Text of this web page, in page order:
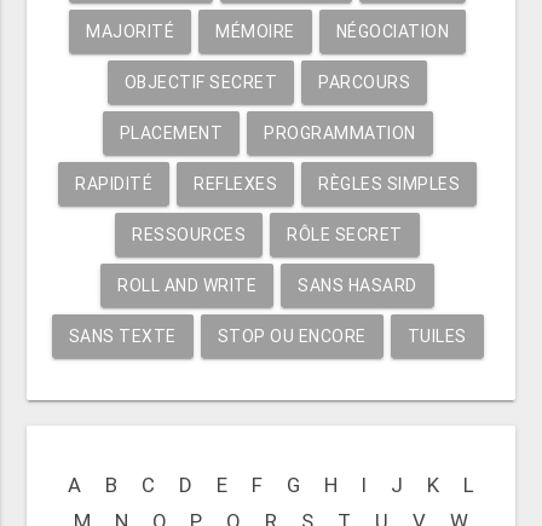
MAJORITÉ MÉMOIRE NÉGOCIATION
OBJECTIF SECRET PARCOURS
PLACEMENT PROGRAMMATION
RAPIDITÉ REFLEXES RÈGLES SIMPLES
RESSOURCES RÔLE SECRET
ROLL AND WRITE SANS HASARD
SANS TEXTE STOP OU ENCORE TUILES
A B C D E F G H I J K
L